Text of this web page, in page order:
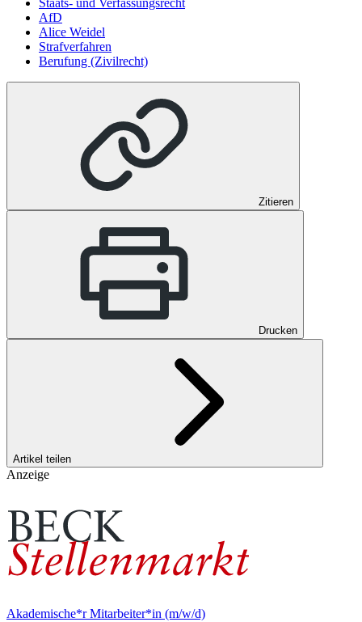
Staats- und Verfassungsrecht
AfD
Alice Weidel
Strafverfahren
Berufung (Zivilrecht)
Zitieren
Drucken
Artikel teilen
Anzeige
Akademische*r Mitarbeiter*in (m/w/d)